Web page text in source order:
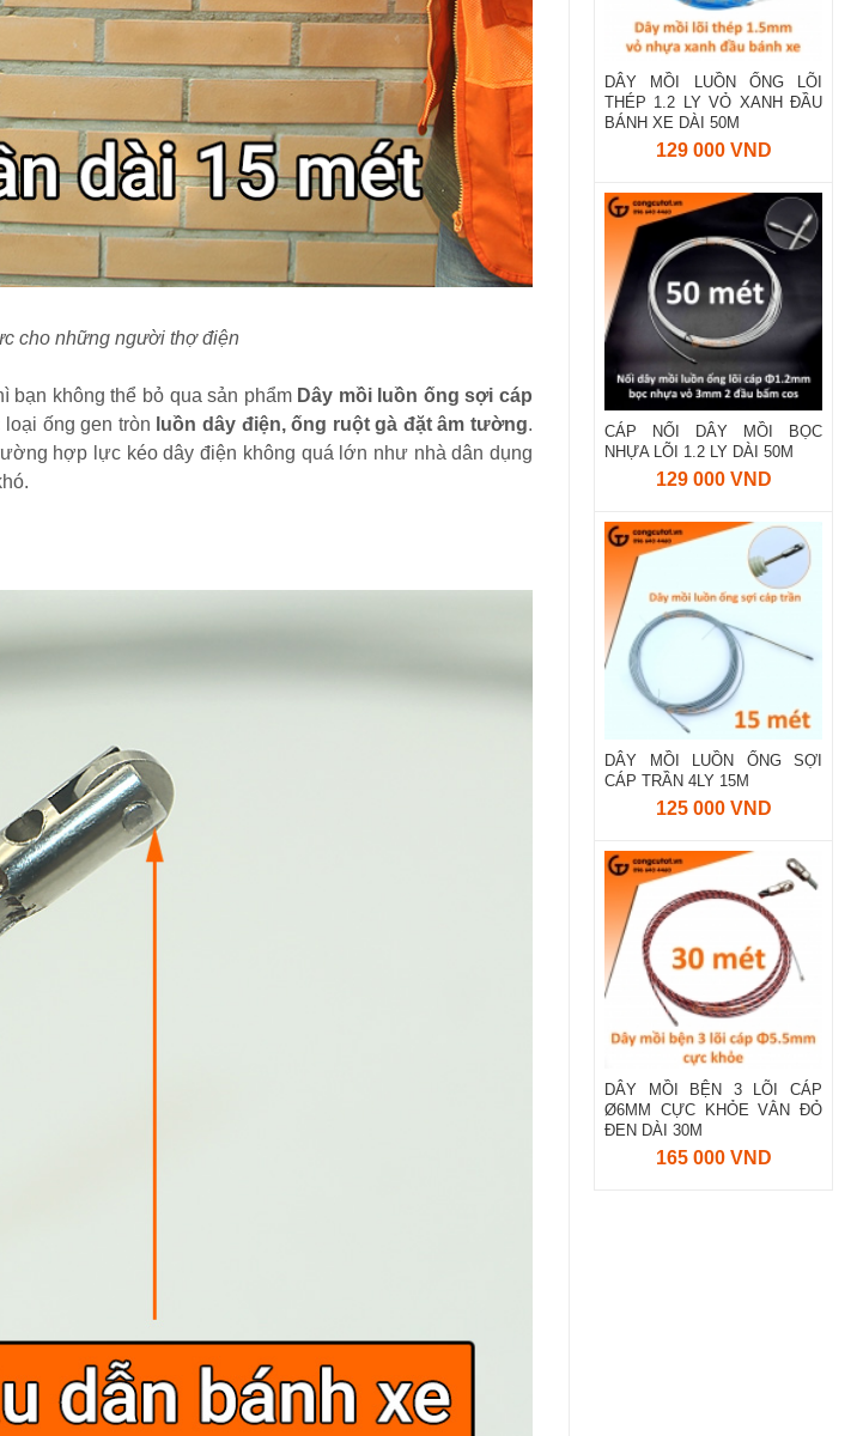
cho những người thợ điện
bạn không thể bỏ qua sản phẩm Dây mồi luồn ống sợi cáp
ống gen tròn luồn dây điện, ống ruột gà đặt âm tường.
hợp lực kéo dây điện không quá lớn như nhà dân dụng
DÂY MỒI LUỒN ỐNG LÕI
THÉP 1.2 LY VỎ XANH ĐẦU
BÁNH XE DÀI 50M
129 000 VND
CÁP NỐI DÂY MỒI BỌC
NHỰA LÕI 1.2 LY DÀI 50M
129 000 VND
DÂY MỒI LUỒN ỐNG SỢI
CÁP TRẦN 4LY 15M
125 000 VND
DÂY MỒI BỆN 3 LÕI CÁP
Ø6MM CỰC KHỎE VẰN ĐỎ
ĐEN DÀI 30M
165 000 VND